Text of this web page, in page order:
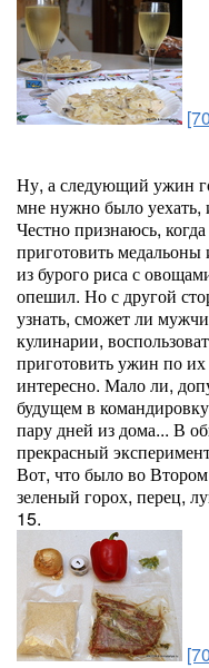
Ну, а следующий ужин
мне нужно было уехать,
Честно признаюсь,
приготовить
из бурого риса с
опешил. Но с другой
узнать, сможет ли
кулинарии,
приготовить ужин по
интересно. Мало ли,
будущем в
пару дней из дома... В
прекрасный
Вот, что было во
зеленый горох, перец,
15.